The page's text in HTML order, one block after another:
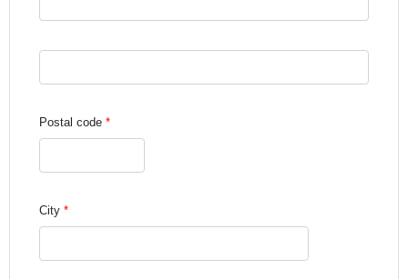
Street address line 3
Postal code
City